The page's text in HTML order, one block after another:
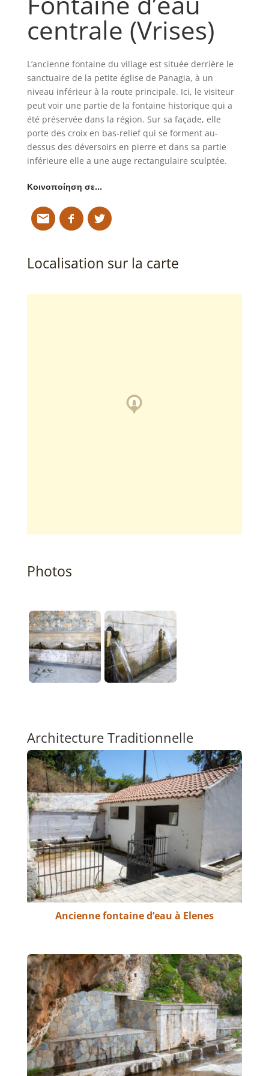
centrale (Vrises)
L’ancienne fontaine du village est située derrière le
sanctuaire de la petite église de Panagia, à un
niveau inférieur à la route principale. Ici, le visiteur
peut voir une partie de la fontaine historique qui a
été préservée dans la région. Sur sa façade, elle
porte des croix en bas-relief qui se forment au-
dessus des déversoirs en pierre et dans sa partie
inférieure elle a une auge rectangulaire sculptée.
Κοινοποίηση σε…
Localisation sur la carte
Photos
Architecture Traditionnelle
Ancienne fontaine d’eau à Elenes